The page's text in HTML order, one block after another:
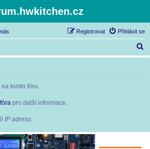
Přihlásit se
Registrovat
l
tomto fóru.
pro další informace.
IP adresu.